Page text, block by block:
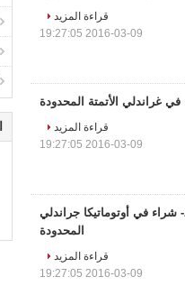
قراءة المزيد
2016-03-09 19:27:05
قراءة المزيد
2016-03-09 19:27:05
الجودة الجديدة ABB PU6001 SDCS-PU6001- شراء في أوتوماتيكا جراندلي
المحدودة
قراءة المزيد
2016-03-09 19:27:05